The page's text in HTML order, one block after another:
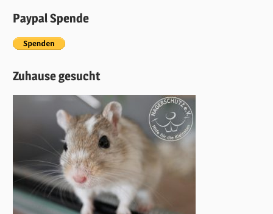
Paypal Spende
Zuhause gesucht